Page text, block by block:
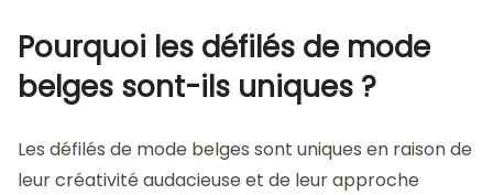
Pourquoi les défilés de mode
belges sont-ils uniques ?
Les défilés de mode belges sont uniques en raison de
leur créativité audacieuse et de leur approche